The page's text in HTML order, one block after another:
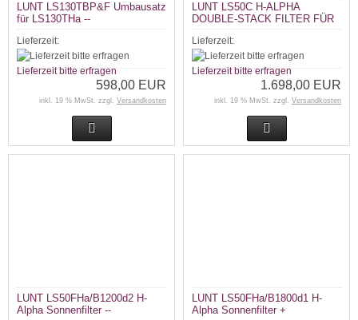
LUNT LS130TBP&F Umbausatz
für LS130THa --
Lieferzeit:
Lieferzeit bitte erfragen
598,00 EUR
inkl. 19 % MwSt. zzgl. Versandkosten
LUNT LS50C H-ALPHA
DOUBLE-STACK FILTER FÜR
LS50THA Sonnenteleskope --
Lieferzeit:
Lieferzeit bitte erfragen
1.698,00 EUR
inkl. 19 % MwSt. zzgl. Versandkosten
LUNT LS50FHa/B1200d2 H-
Alpha Sonnenfilter --
LUNT LS50FHa/B1800d1 H-
Alpha Sonnenfilter +